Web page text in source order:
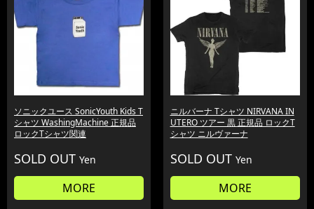
ソニックユース SonicYouth Kids T
シャツ WashingMachine 正規品
ロックTシャツ関連
SOLD OUT Yen
MORE
ニルバーナ Tシャツ NIRVANA IN
UTERO ツアー 黒 正規品 ロックT
シャツ ニルヴァーナ
SOLD OUT Yen
MORE